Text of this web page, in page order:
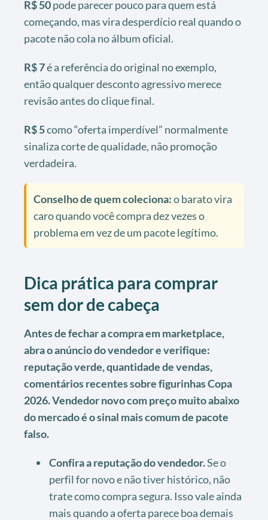
R$ 50pode parecer pouco para quem está
começando, mas vira desperdício real quando o
pacote não cola no álbum oficial.
R$ 7é a referência do original no exemplo,
então qualquer desconto agressivo merece
revisão antes do clique final.
R$ 5como “oferta imperdível” normalmente
sinaliza corte de qualidade, não promoção
verdadeira.
Conselho de quem coleciona:o barato vira
caro quando você compra dez vezes o
problema em vez de um pacote legítimo.
Dica prática para comprar
sem dor de cabeça
Antes de fechar a compra em marketplace,
abra o anúncio do vendedor e verifique:
reputação verde, quantidade de vendas,
comentários recentes sobre figurinhas Copa
2026. Vendedor novo com preço muito abaixo
do mercado é o sinal mais comum de pacote
falso.
Confira a reputação do vendedor.Se o
perfil for novo e não tiver histórico, não
trate como compra segura. Isso vale ainda
mais quando a oferta parece boa demais